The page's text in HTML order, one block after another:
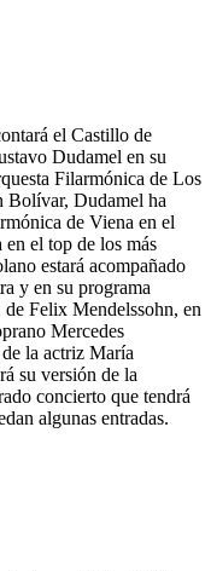
el Castillo de
Dudamel en su
Filarmónica de Los
Bolívar, Dudamel ha
de Viena en el
el top de los más
estará acompañado
y en su programa
de Felix Mendelssohn, en
Mercedes
la actriz María
su versión de la
concierto que tendrá
algunas entradas.